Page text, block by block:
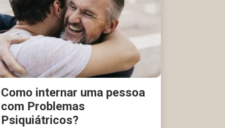
Como internar uma pessoa
com Problemas
Psiquiátricos?